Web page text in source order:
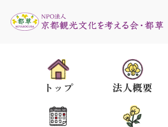
トップ 法人概要